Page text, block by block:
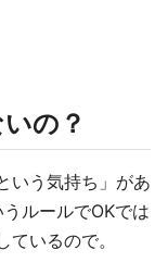
の？
いう気持ち」があ
ルールでOKでは
いるので。